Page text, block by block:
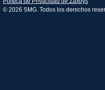
© 2026 SMG. Todos los derechos